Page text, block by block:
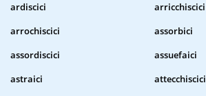
ardiscici
arricchiscici
arrochiscici
assorbici
assordiscici
assuefaici
astraici
attecchiscici